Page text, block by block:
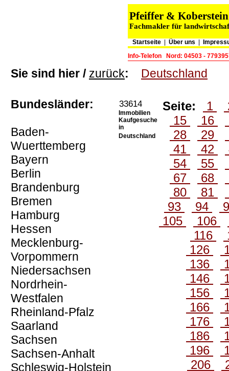
Pfeiffer &
Fachmakler für
Startseite| Über uns
Info-Telefon
Nord: 04503 -
Sie sind hier / zurück: Deutschland
Bundesländer:
Baden-
Wuerttemberg
Bayern
Berlin
Brandenburg
Bremen
Hamburg
Hessen
Mecklenburg-
Vorpommern
Niedersachsen
Nordrhein-
Westfalen
Rheinland-Pfalz
Saarland
Sachsen
Sachsen-Anhalt
Schleswig-Holstein
33614
Immobilien
Kaufgesuche
in
Deutschland
Seite: 1
15
16
28
29
41
42
54
55
67
68
80
81
93
94
105
106
116
126
136
146
156
166
176
186
196
206